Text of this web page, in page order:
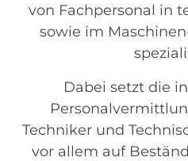
von Fachpersonal in
sowie im
Dabei setzt die
Techniker und
vor allem auf